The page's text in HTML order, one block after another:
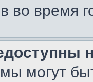
во время
могут